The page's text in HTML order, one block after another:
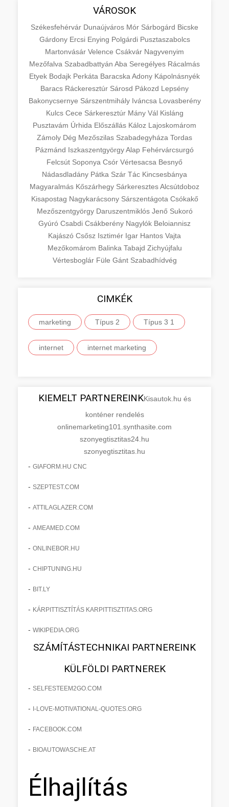
VÁROSOK
Székesfehérvár Dunaújváros Mór Sárbogárd Bicske
Gárdony Ercsi Enying Polgárdi Pusztaszabolcs
Martonvásár Velence Csákvár Nagyvenyim
Mezőfalva Szabadbattyán Aba Seregélyes Rácalmás
Etyek Bodajk Perkáta Baracska Adony Kápolnásnyék
Baracs Ráckeresztúr Sárosd Pákozd Lepsény
Bakonycsernye Sárszentmihály Iváncsa Lovasberény
Kulcs Cece Sárkeresztúr Mány Vál Kisláng
Pusztavám Úrhida Előszállás Káloz Lajoskomárom
Zámoly Dég Mezőszilas Szabadegyháza Tordas
Pázmánd IszkaszentgyörgyAlap Fehérvárcsurgó
Felcsút Soponya Csór Vértesacsa Besnyő
Nádasdladány Pátka Szár Tác Kincsesbánya
Magyaralmás Kőszárhegy SárkeresztesAlcsútdoboz
Kisapostag Nagykarácsony Sárszentágota Csókakő
Mezőszentgyörgy Daruszentmiklós Jenő Sukoró
Gyúró Csabdi Csákberény Nagylók Beloiannisz
Kajászó Csősz Isztimér Igar Hantos Vajta
Mezőkomárom Balinka Tabajd Zichyújfalu
Vértesboglár Füle Gánt Szabadhídvég
CIMKÉK
marketing Típus 2 Típus 3 1
internet internet marketing
KIEMELT PARTNEREINKKisautok.hu és
konténer rendelés
onlinemarketing101.synthasite.com
szonyegtisztitas24.hu
szonyegtisztitas.hu
- GIAFORM.HU CNC
- SZEPTEST.COM
- ATTILAGLAZER.COM
- AMEAMED.COM
- ONLINEBOR.HU
- CHIPTUNING.HU
- BIT.LY
- KÁRPITTISZTÍTÁS KARPITTISZTITAS.ORG
- WIKIPEDIA.ORG
SZÁMÍTÁSTECHNIKAI PARTNEREINK
KÜLFÖLDI PARTNEREK
- SELFESTEEM2GO.COM
- I-LOVE-MOTIVATIONAL-QUOTES.ORG
- FACEBOOK.COM
- BIOAUTOWASCHE.AT
Élhajlítás